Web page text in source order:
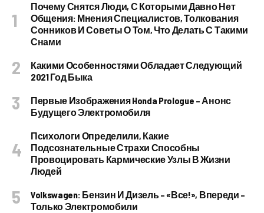
Почему Снятся Люди, С Которыми Давно Нет
Общения: Мнения Специалистов, Толкования
Сонников И Советы О Том, Что Делать С Такими
Снами
Какими Особенностями Обладает Следующий
2021 Год Быка
Первые Изображения Honda Prologue – Анонс
Будущего Электромобиля
Психологи Определили, Какие
Подсознательные Страхи Способны
Провоцировать Кармические Узлы В Жизни
Людей
Volkswagen: Бензин И Дизель – «все!», Впереди –
Только Электромобили